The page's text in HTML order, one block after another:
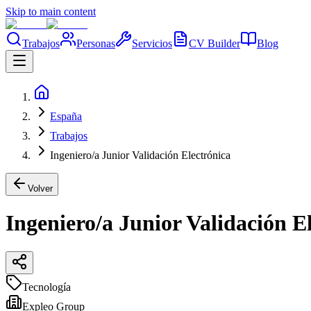
Skip to main content
Trabajos Personas Servicios CV Builder Blog
España
Trabajos
Ingeniero/a Junior Validación Electrónica
Volver
Ingeniero/a Junior Validación
Tecnología
Expleo Group